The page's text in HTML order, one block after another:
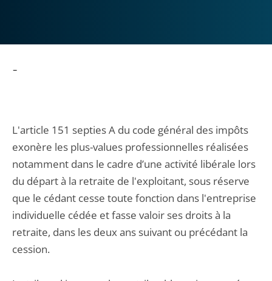
-
L'article 151 septies A du code général des impôts
exonère les plus-values professionnelles réalisées
notamment dans le cadre d’une activité libérale lors
du départ à la retraite de l'exploitant, sous réserve
que le cédant cesse toute fonction dans l'entreprise
individuelle cédée et fasse valoir ses droits à la
retraite, dans les deux ans suivant ou précédant la
cession.